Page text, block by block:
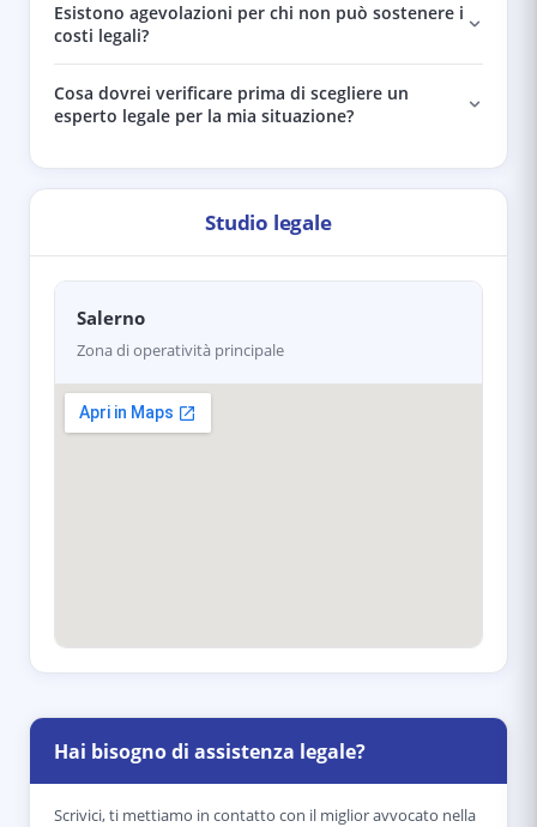
Esistono agevolazioni per chi non può sostenere i
costi legali?
Cosa dovrei verificare prima di scegliere un
esperto legale per la mia situazione?
Studio legale
Salerno
Zona di operatività principale
Hai bisogno di assistenza legale?
Scrivici, ti mettiamo in contatto con il miglior avvocato nella